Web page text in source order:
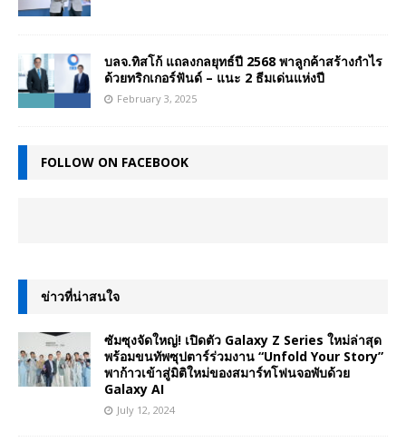
บลจ.ทิสโก้ แถลงกลยุทธ์ปี 2568 พาลูกค้าสร้างกำไร
ด้วยทริกเกอร์ฟันด์ – แนะ 2 ธีมเด่นแห่งปี
February 3, 2025
FOLLOW ON FACEBOOK
ข่าวที่น่าสนใจ
ซัมซุงจัดใหญ่! เปิดตัว Galaxy Z Series ใหม่ล่าสุด
พร้อมขนทัพซุปตาร์ร่วมงาน “Unfold Your Story”
พาก้าวเข้าสู่มิติใหม่ของสมาร์ทโฟนจอพับด้วย
Galaxy AI
July 12, 2024